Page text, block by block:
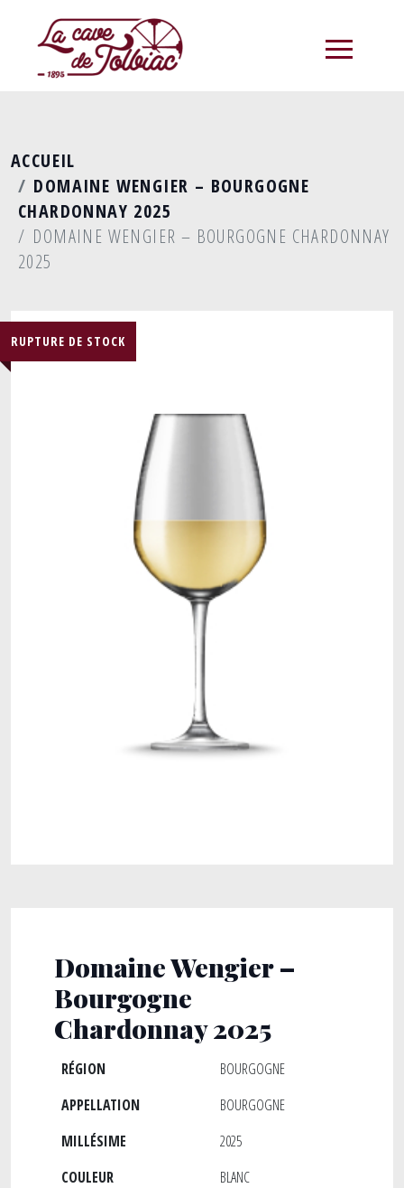
ACCUEIL
DOMAINE WENGIER – BOURGOGNE
CHARDONNAY 2025
DOMAINE WENGIER – BOURGOGNE CHARDONNAY
2025
RUPTURE DE STOCK
Domaine Wengier –
Bourgogne
Chardonnay 2025
RÉGION
BOURGOGNE
APPELLATION
BOURGOGNE
MILLÉSIME
2025
COULEUR
BLANC